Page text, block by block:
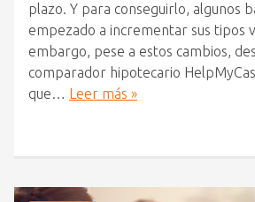
plazo. Y para conseguirlo, algunos
empezado a incrementar sus tipos
embargo, pese a estos cambios,
comparador hipotecario
que… Leer más »